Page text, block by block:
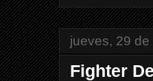
jueves, 29
Fighter